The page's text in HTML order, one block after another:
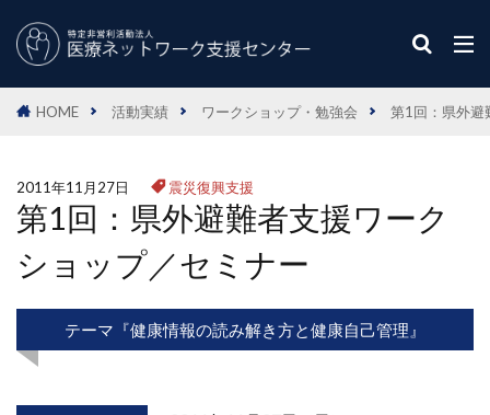
HOME 活動実績 ワークショップ・勉強会 第1回：県外避
2011年11月27日 震災復興支援
第1回：県外避難者支援ワーク
ショップ／セミナー
テーマ『健康情報の読み解き方と健康自己管理』